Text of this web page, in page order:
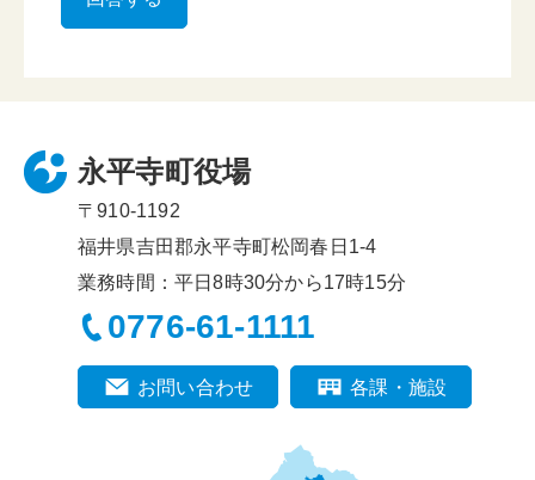
永平寺町役場
〒910-1192
福井県吉田郡永平寺町松岡春日1-4
業務時間：平日8時30分から17時15分
0776-61-1111
お問い合わせ 各課・施設